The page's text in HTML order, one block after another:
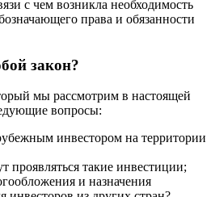
с чем возникла необходимость
права и обязанности
закон?
мы рассмотрим в настоящей
вопросы:
инвестором на территории
проявляться такие инвестиции;
и назначения